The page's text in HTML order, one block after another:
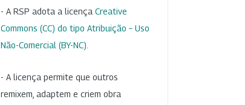
- A RSP adota a licença Creative
Commons (CC) do tipo Atribuição – Uso
Não-Comercial (BY-NC)
- A licença permite que outros
remixem, adaptem e criem obra